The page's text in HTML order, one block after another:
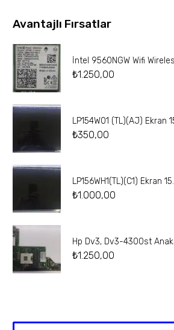
Avantajlı Fırsatlar
İntel 9560NGW Wifi
₺1.250,00
LP154W01 (TL)(AJ) Ekran
₺350,00
LP156WH1(TL)(C1) Ekran
₺1.000,00
Hp Dv3, Dv3-4300st
₺1.250,00